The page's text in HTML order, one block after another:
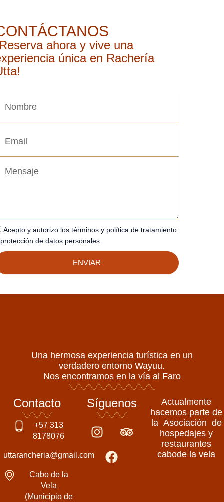
ahora y vive una
única en Rachería
Acepto y autorizo los términos y política de tratamiento
de datos personales.
ENVIAR
Una hermosa experiencia turística en un
verdadero entorno Wayuu.
Nos encontramos en la vía al Faro
Contacto
+57 313
8178076
uttarancheria@gmail.com
Cabo de la
Vela
(Municipio de
Síguenos
I
n
T
r
c
e
Actualmente
hacemos parte de
la Asociación de
hospedajes y
restaurantes
cabode la vela